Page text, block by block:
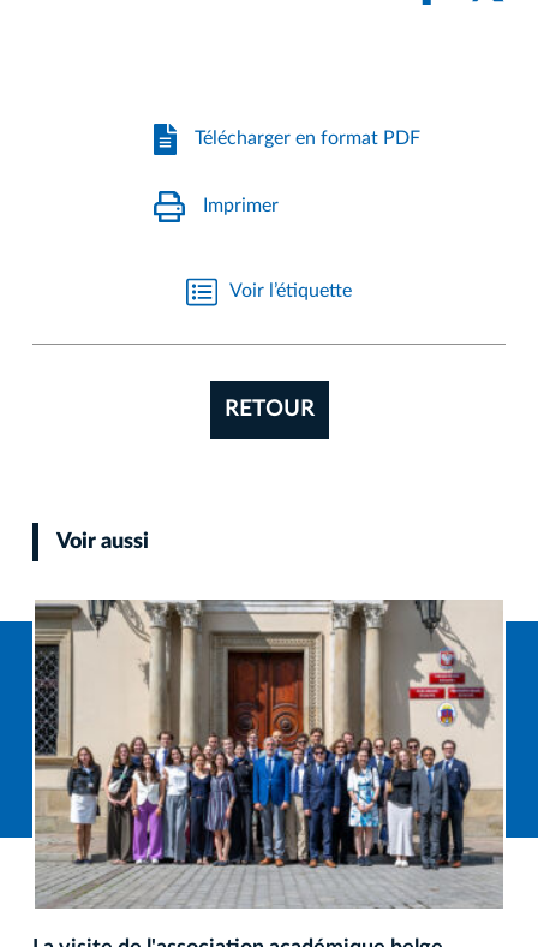
Télécharger en format PDF
Imprimer
Voir l’étiquette
RETOUR
Voir aussi